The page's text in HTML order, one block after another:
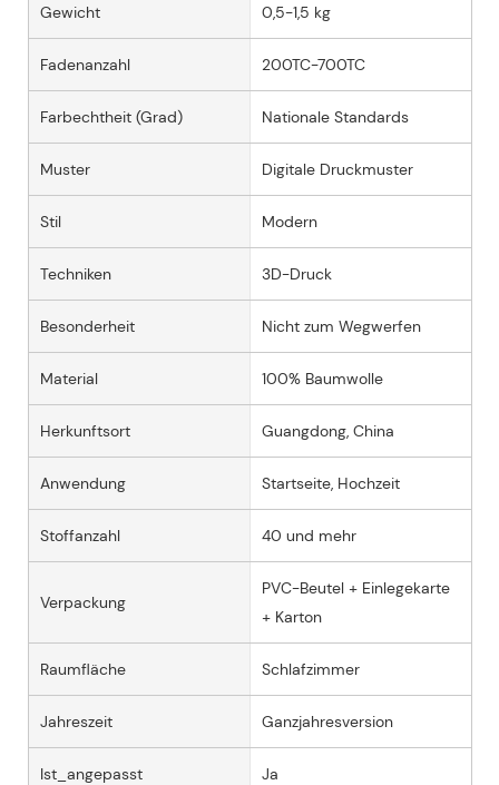
Gewicht 0,5-1,5 kg
Fadenanzahl 200TC-700TC
Farbechtheit (Grad) Nationale Standards
Muster Digitale Druckmuster
Stil Modern
Techniken 3D-Druck
Besonderheit Nicht zum Wegwerfen
Material 100% Baumwolle
Herkunftsort Guangdong, China
Anwendung Startseite, Hochzeit
Stoffanzahl 40 und mehr
Verpackung
PVC-Beutel + Einlegekarte
+ Karton
Raumfläche Schlafzimmer
Jahreszeit Ganzjahresversion
Ist_angepasst Ja